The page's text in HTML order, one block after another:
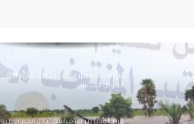
الحوض الشرقي
وزير العدل يترأس مراسم تبادل المهام بين
النقيب السابق والنقيب المنتخب للهيئة
الوطنية للمحامين